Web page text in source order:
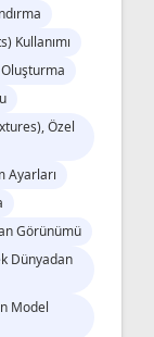
Kullanımı
Özel
Ayarları
Görünümü
Dünyadan
Model